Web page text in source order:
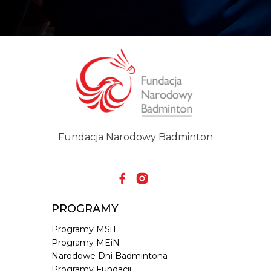
Fundacja Narodowy Badminton
PROGRAMY
Programy MSiT
Programy MEiN
Narodowe Dni Badmintona